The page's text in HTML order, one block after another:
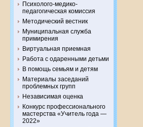
Психолого-медико-
педагогическая комиссия
Методический вестник
Муниципальная служба
примирения
Виртуальная приемная
Работа с одаренными детьми
В помощь семьям и детям
Материалы заседаний
проблемных групп
Независимая оценка
Конкурс профессионального
мастерства «Учитель года —
2022»